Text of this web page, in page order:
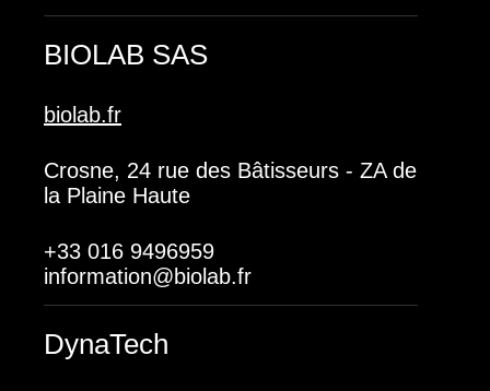
BIOLAB SAS
biolab.fr
Crosne, 24 rue des Bâtisseurs - ZA de
la Plaine Haute
+33 016 9496959
information@biolab.fr
DynaTech